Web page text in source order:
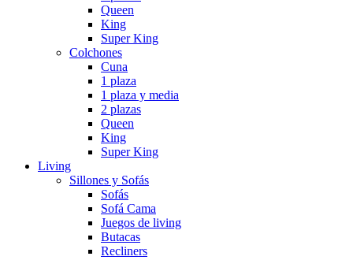
Queen
King
Super King
Colchones
Cuna
1 plaza
1 plaza y media
2 plazas
Queen
King
Super King
Living
Sillones y Sofás
Sofás
Sofá Cama
Juegos de living
Butacas
Recliners